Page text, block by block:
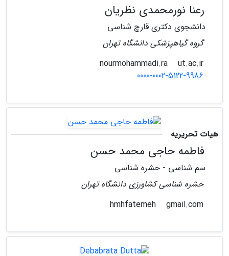
رعنا نورمحمدی نظریان
دانشجوی دکتری قارچ شناسی
گروه گیاهپزشکی دانشگاه تهران
ut.ac.ir
0000-0002-5122-9986
هیات تحریریه
فاطمه حاجی محمد حسن
سم شناسی - حشره شناسی
حشره شناسی کشاورزی دانشگاه تهران
gmail.com